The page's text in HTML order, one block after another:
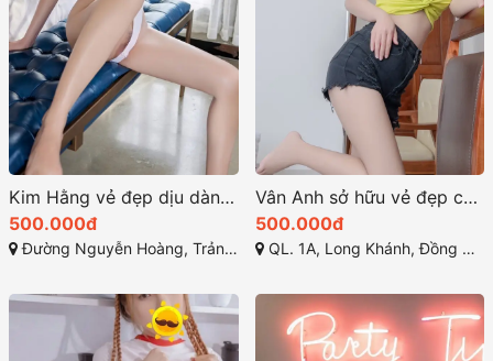
Kim Hằng vẻ đẹp dịu dàng chân dài quyến rũ
500.000đ
Đường Nguyễn Hoàng, Trảng Bom, Đồng Nai
Vân Anh sở hữu vẻ đẹp cuốn hút cùng vóc dáng hoàn hảo
500.000đ
QL. 1A, Long Khánh, Đồng Nai